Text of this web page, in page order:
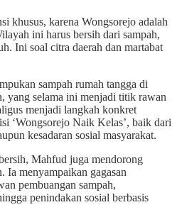
khusus, karena Wongsorejo adalah
ini harus bersih dari sampah,
Ini soal citra daerah dan martabat
sampah rumah tangga di
yang selama ini menjadi titik rawan
menjadi langkah konkret
‘Wongsorejo Naik Kelas’, baik dari
kesadaran sosial masyarakat.
Mahfud juga mendorong
Ia menyampaikan gagasan
pembuangan sampah,
penindakan sosial berbasis